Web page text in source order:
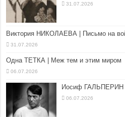
31.07.2026
Виктория НИКОЛАЕВА | Письмо на
31.07.2026
Одна ТЕТКА | Меж тем и этим миром
06.07.2026
Иосиф ГАЛЬПЕРИН
06.07.2026